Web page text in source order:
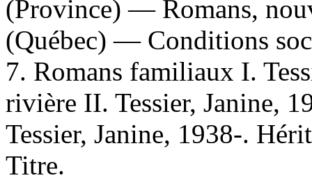
(Province) — Romans,
(Québec) — Conditions
7. Romans familiaux I.
rivière II. Tessier, Janine,
Tessier, Janine, 1938-.
Titre.